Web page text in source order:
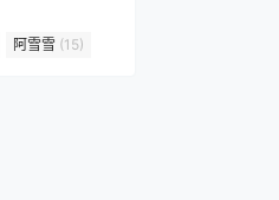
阿雪雪 (15)